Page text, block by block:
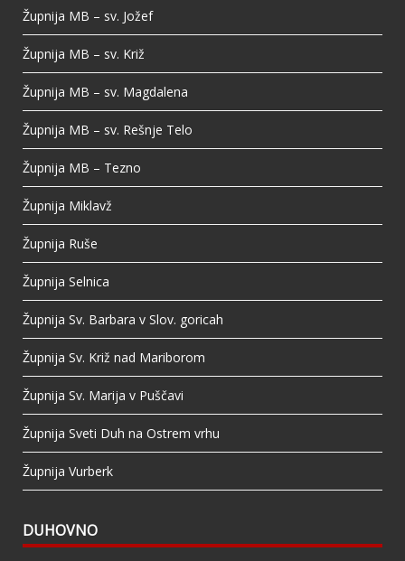
Župnija MB – sv. Jožef
Župnija MB – sv. Križ
Župnija MB – sv. Magdalena
Župnija MB – sv. Rešnje Telo
Župnija MB – Tezno
Župnija Miklavž
Župnija Ruše
Župnija Selnica
Župnija Sv. Barbara v Slov. goricah
Župnija Sv. Križ nad Mariborom
Župnija Sv. Marija v Puščavi
Župnija Sveti Duh na Ostrem vrhu
Župnija Vurberk
DUHOVNO